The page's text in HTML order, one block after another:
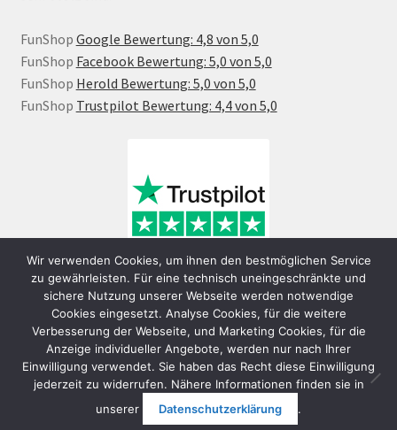
FunShop Google Bewertung: 4,8 von 5,0
FunShop Facebook Bewertung: 5,0 von 5,0
FunShop Herold Bewertung: 5,0 von 5,0
FunShop Trustpilot Bewertung: 4,4 von 5,0
© FunShop Wien - Hochqualitative Elektromobilität 2026
Datenschutzerklärung
Erstellt mit WooCommerce
Wir verwenden Cookies, um ihnen den bestmöglichen Service
zu gewährleisten. Für eine technisch uneingeschränkte und
sichere Nutzung unserer Webseite werden notwendige
Cookies eingesetzt. Analyse Cookies, für die weitere
Verbesserung der Webseite, und Marketing Cookies, für die
Anzeige individueller Angebote, werden nur nach Ihrer
Einwilligung verwendet. Sie haben das Recht diese Einwilligung
jederzeit zu widerrufen. Nähere Informationen finden sie in
unserer
Datenschutzerklärung .